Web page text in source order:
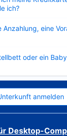
ich?
eine
oder ein
anmelden
Desktop-